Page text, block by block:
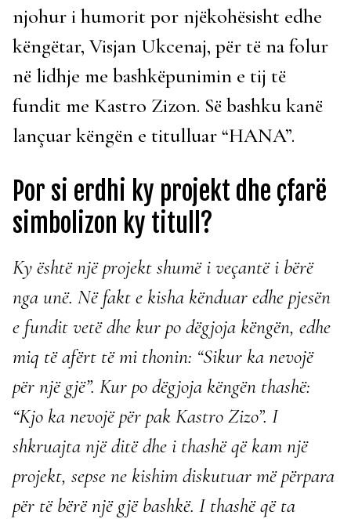
njohur i humorit por njëkohësisht edhe
këngëtar, Visjan Ukcenaj, për të na folur
në lidhje me bashkëpunimin e tij të
fundit me Kastro Zizon. Së bashku kanë
lançuar këngën e titulluar “HANA”.
Por si erdhi ky projekt dhe çfarë
simbolizon ky titull?
Ky është një projekt shumë i veçantë i bërë
nga unë. Në fakt e kisha kënduar edhe pjesën
e fundit vetë dhe kur po dëgjoja këngën, edhe
miq të afërt të mi thonin: “Sikur ka nevojë
për një gjë”. Kur po dëgjoja këngën thashë:
“Kjo ka nevojë për pak Kastro Zizo”. I
shkruajta një ditë dhe i thashë që kam një
projekt, sepse ne kishim diskutuar më përpara
për të bërë një gjë bashkë. I thashë që ta